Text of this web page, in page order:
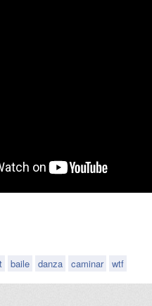
baile danza caminar wtf